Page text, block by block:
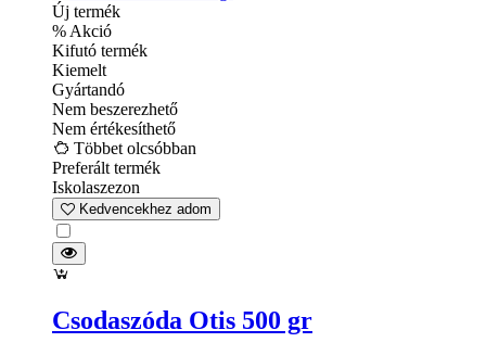
Új termék
% Akció
Kifutó termék
Kiemelt
Gyártandó
Nem beszerezhető
Nem értékesíthető
Többet olcsóbban
Preferált termék
Iskolaszezon
Kedvencekhez adom
Csodaszóda Otis 500 gr